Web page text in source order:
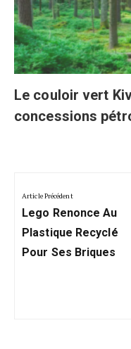
Le couloir vert
concessions
de
l’article
Article Précédent
Previous
Post:
Lego Renonce Au
Plastique Recyclé
Pour Ses Briques